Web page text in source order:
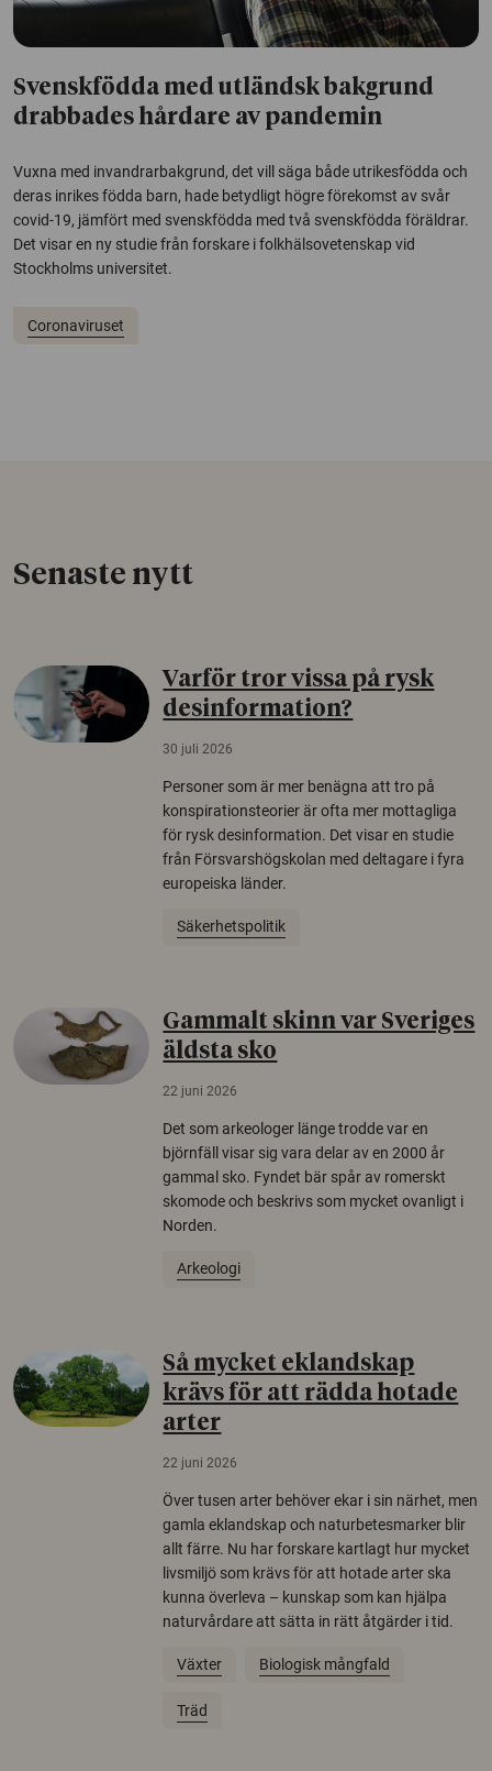
Svenskfödda med utländsk bakgrund
drabbades hårdare av pandemin
Vuxna med invandrarbakgrund, det vill säga både utrikesfödda och
deras inrikes födda barn, hade betydligt högre förekomst av svår
covid-19, jämfört med svenskfödda med två svenskfödda föräldrar.
Det visar en ny studie från forskare i folkhälsovetenskap vid
Stockholms universitet.
Coronaviruset
Senaste nytt
Varför tror vissa på rysk
desinformation?
30 juli 2026
Personer som är mer benägna att tro på
konspirationsteorier är ofta mer mottagliga
för rysk desinformation. Det visar en studie
från Försvarshögskolan med deltagare i fyra
europeiska länder.
Säkerhetspolitik
Gammalt skinn var Sveriges
äldsta sko
22 juni 2026
Det som arkeologer länge trodde var en
björnfäll visar sig vara delar av en 2000 år
gammal sko. Fyndet bär spår av romerskt
skomode och beskrivs som mycket ovanligt i
Norden.
Arkeologi
Så mycket eklandskap
krävs för att rädda hotade
arter
22 juni 2026
Över tusen arter behöver ekar i sin närhet, men
gamla eklandskap och naturbetesmarker blir
allt färre. Nu har forskare kartlagt hur mycket
livsmiljö som krävs för att hotade arter ska
kunna överleva – kunskap som kan hjälpa
naturvårdare att sätta in rätt åtgärder i tid.
Växter Biologisk mångfald
Träd